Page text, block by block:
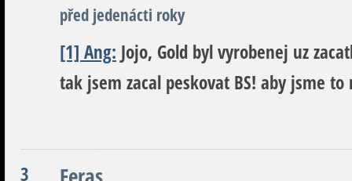
před jedenácti roky
[1] Ang: Jojo, Gold byl vyrobenej uz
tak jsem zacal peskovat BS! aby jsme
3